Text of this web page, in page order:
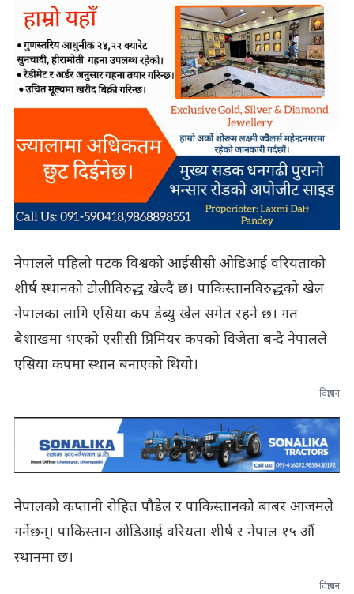
नेपालले पहिलो पटक विश्वको आईसीसी ओडिआई वरियताको
शीर्ष स्थानको टोलीविरुद्ध खेल्दै छ। पाकिस्तानविरुद्धको खेल
नेपालका लागि एसिया कप डेब्यु खेल समेत रहने छ। गत
बैशाखमा भएको एसीसी प्रिमियर कपको विजेता बन्दै नेपालले
एसिया कपमा स्थान बनाएको थियो।
विज्ञापन
नेपालको कप्तानी रोहित पौडेल र पाकिस्तानको बाबर आजमले
गर्नेछन्। पाकिस्तान ओडिआई वरियता शीर्ष र नेपाल १५ औं
स्थानमा छ।
विज्ञापन